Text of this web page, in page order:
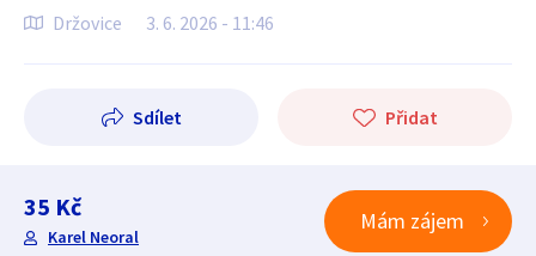
Držovice 3. 6. 2026 - 11:46
Sdílet Přidat
35 Kč
Karel Neoral
Mám zájem